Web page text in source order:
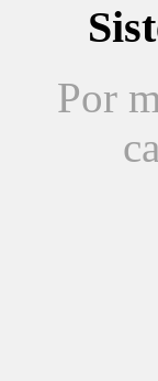
Por